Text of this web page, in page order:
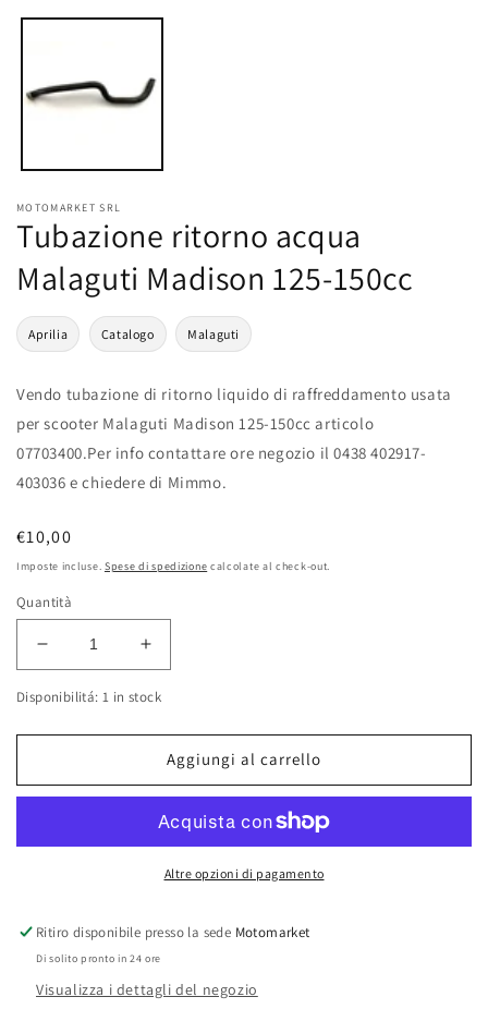
multimediali
modale
MOTOMARKET SRL
Tubazione ritorno acqua
Malaguti Madison 125-150cc
Aprilia Catalogo Malaguti
Vendo tubazione di ritorno liquido di raffreddamento usata
per scooter Malaguti Madison 125-150cc articolo
07703400.Per info contattare ore negozio il 0438 402917-
403036 e chiedere di Mimmo.
Prezzo
di
€10,00
Imposte incluse. Spese di spedizione calcolate al check-out.
Quantità
Diminuisci
quantità
per
Malaguti
Aumenta
quantità
per
acqua
Malaguti
Madison
Disponibilitá: 1 in stock
Aggiungi al carrello
Altre opzioni di pagamento
Ritiro disponibile presso la sede Motomarket
Di solito pronto in 24 ore
Visualizza i dettagli del negozio